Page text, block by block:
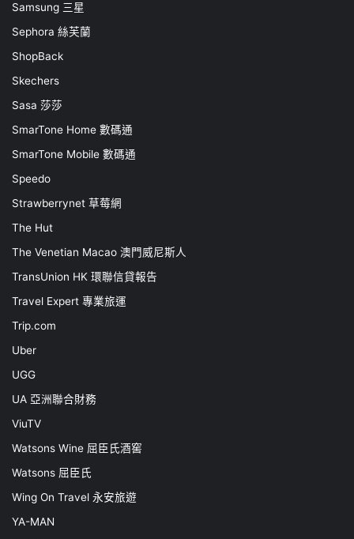
Samsung 三星
Sephora 絲芙蘭
ShopBack
Skechers
Sasa 莎莎
SmarTone Home 數碼通
SmarTone Mobile 數碼通
Speedo
Strawberrynet 草莓網
The Hut
The Venetian Macao 澳門威尼斯人
TransUnion HK 環聯信貸報告
Travel Expert 專業旅運
Trip.com
Uber
UGG
UA 亞洲聯合財務
ViuTV
Watsons Wine 屈臣氏酒窖
Watsons 屈臣氏
Wing On Travel 永安旅遊
YA-MAN